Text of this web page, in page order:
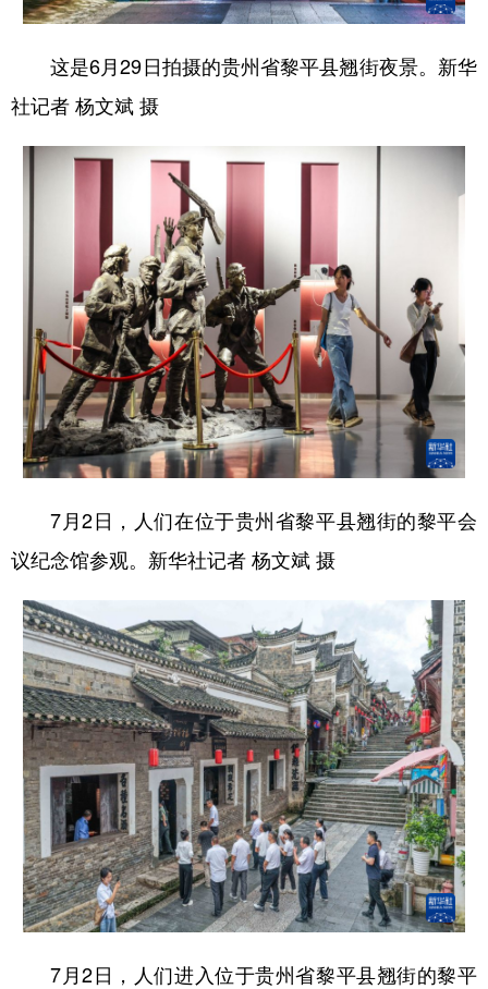
这是6月29日拍摄的贵州省黎平县翘街夜景。新华
社记者 杨文斌 摄
7月2日，人们在位于贵州省黎平县翘街的黎平会
议纪念馆参观。新华社记者 杨文斌 摄
7月2日，人们进入位于贵州省黎平县翘街的黎平